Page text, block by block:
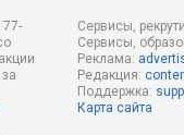
Сервисы,
Сервисы,
Реклама:
Редакция:
Поддержка:
Карта сайта